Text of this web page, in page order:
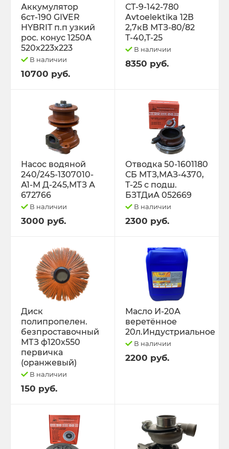
Аккумулятор
6ст-190 GIVER
HYBRIT п.п узкий
рос. конус 1250А
520х223х223
В наличии
10700 руб.
СТ-9-142-780
Avtoelektika 12В
2,7кВ МТЗ-80/82
Т-40,Т-25
В наличии
8350 руб.
Насос водяной
240/245-1307010-
А1-М Д-245,МТЗ А
672766
В наличии
3000 руб.
Отводка 50-1601180
СБ МТЗ,МАЗ-4370,
Т-25 с подш.
БЗТДиА 052669
В наличии
2300 руб.
Диск
полипропелен.
безпроставочный
МТЗ ф120х550
первичка
(оранжевый)
В наличии
150 руб.
Масло И-20А
веретённое
20л.Индустриальное
В наличии
2200 руб.
Трактор Т-70С
Трактор ЮМЗ-6
ТУРБОКОМПРЕССОРЫ
ФОРС., ПЛУНЖ. ПАРА ,КЛАП. ПАРА,
ПОМПЫ, НАСОС ПОДКА
ЭЛЕКТРООБОРУДОВАНИЕ
ЭО-3323, ЭО-2621 ПЭА-1 ТО-49,702,
ЕК-12,14, ДЭК-251